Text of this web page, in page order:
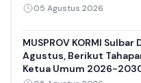
05 Agustus 2026
MUSPROV KORMI
Agustus, Berikut
Ketua Umum 2026-